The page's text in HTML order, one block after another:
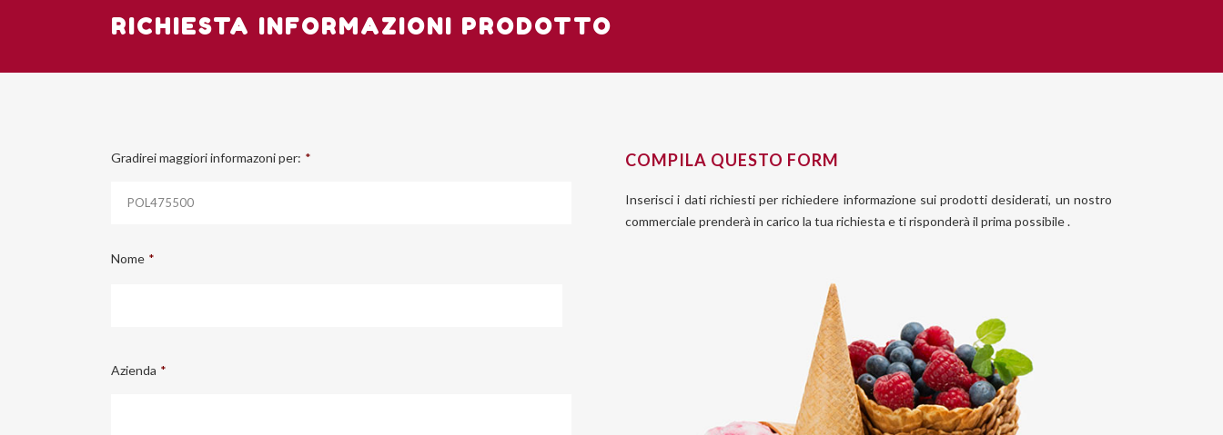
RICHIESTA INFORMAZIONI PRODOTTO
Gradirei maggiori informazoni per: *
Nome *
Azienda *
COMPILA QUESTO FORM
Inserisci i dati richiesti per richiedere informazione sui prodotti desiderati, un nostro
commerciale prenderà in carico la tua richiesta e ti risponderà il prima possibile .